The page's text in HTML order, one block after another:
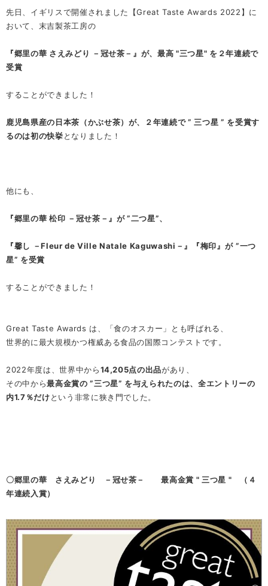
先日、イギリスで開催されました【Great Taste Awards 2022】に
おいて、末吉製茶工房の
『郷里の華 さえみどり －冠せ茶－』が、最高 "三つ星" を２年連続で
受賞
することができました！
鹿児島県産の日本茶（かぶせ茶）が、２年連続で ” 三つ星 ” を受賞す
るのは初の快挙となりました！
他にも、
『郷里の華 松印 －冠せ茶－』が ”二つ星”、
『馨し －Fleur de Ville Natale Kaguwashi－』『梅印』が ”一つ
星” を受賞
することができました！
Great Taste Awards は、「食のオスカー」とも呼ばれる、
世界的に最大規模かつ権威ある食品の国際コンテストです。
2022年度は、世界中から14,205点の出品があり、
その中から最高金賞の ”三つ星” を与えられたのは、全エントリーの
内1.7％だけという非常に狭き門でした。
〇郷里の華 さえみどり －冠せ茶－ 最高金賞 " 三つ星 " （４
年連続入賞）